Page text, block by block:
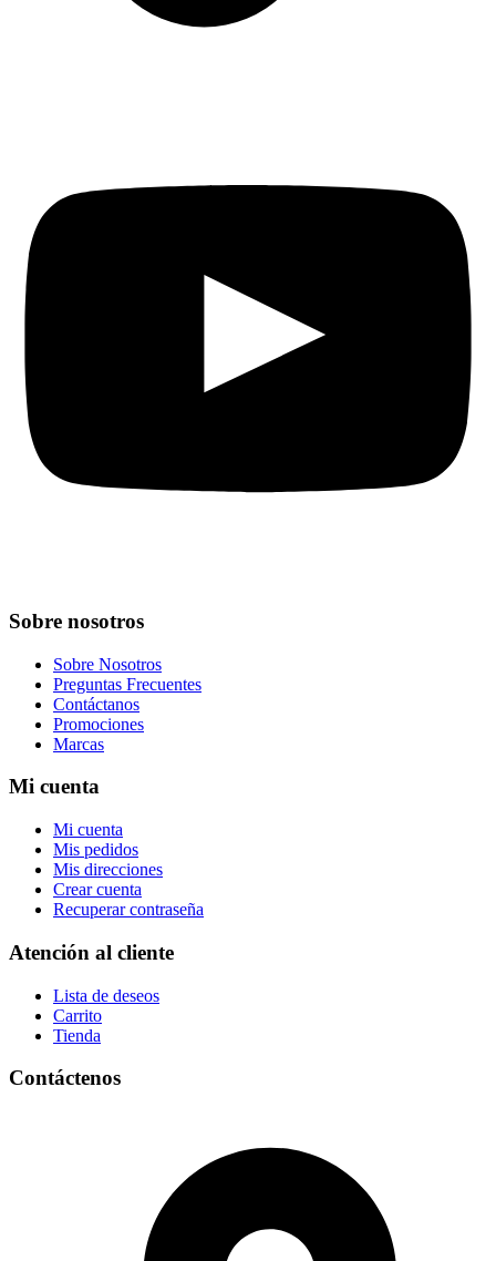
Sobre nosotros
Sobre Nosotros
Preguntas Frecuentes
Contáctanos
Promociones
Marcas
Mi cuenta
Mi cuenta
Mis pedidos
Mis direcciones
Crear cuenta
Recuperar contraseña
Atención al cliente
Lista de deseos
Carrito
Tienda
Contáctenos